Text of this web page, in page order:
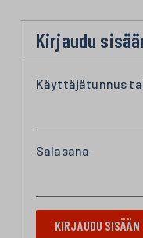
Kirjaudu
Käyttäjätunnus
Salasana
KIRJAUDU SISÄÄN